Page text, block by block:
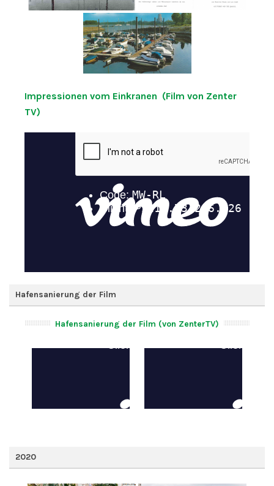
Impressionen vom Einkranen (Film von Zenter
TV)
Hafensanierung der Film
Hafensanierung der Film (von ZenterTV)
2020